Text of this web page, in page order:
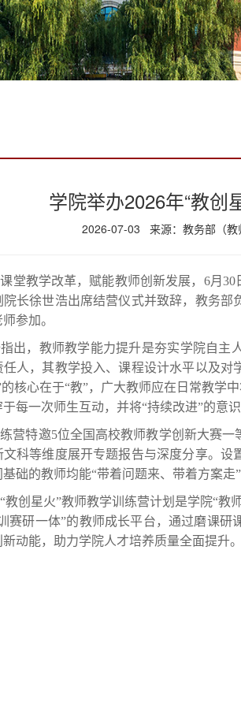
学院举办2026年“教创
2026-07-03 来源：教务部（教
堂教学改革，赋能教师创新发展，6月
院长徐世浩出席结营仪式并致辞，教务
参加。
出，教师教学能力提升是夯实学院自主
人，其教学投入、课程设计水平以及对
核心在于“教”，广大教师应在日常教学
每一次师生互动，并将“持续改进”的意
营特邀5位全国高校教师教学创新大赛
文科等维度展开专题报告与深度分享。
础的教师均能“带着问题来、带着方案走”
教创星火”教师教学训练营计划是学院“教
赛研一体”的教师成长平台，通过磨课
动能，助力学院人才培养质量全面提升。